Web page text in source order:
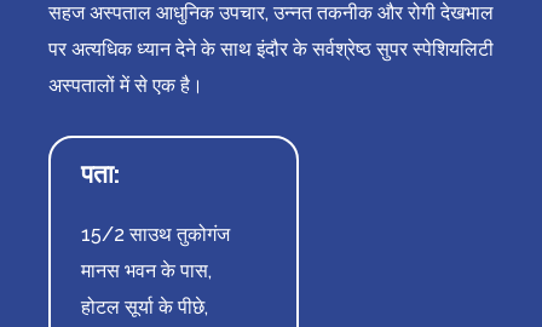
सहज अस्पताल आधुनिक उपचार, उन्नत तकनीक और रोगी देखभाल
पर अत्यधिक ध्यान देने के साथ इंदौर के सर्वश्रेष्ठ सुपर स्पेशियलिटी
अस्पतालों में से एक है।
पता:
15/2 साउथ तुकोगंज
मानस भवन के पास,
होटल सूर्या के पीछे,